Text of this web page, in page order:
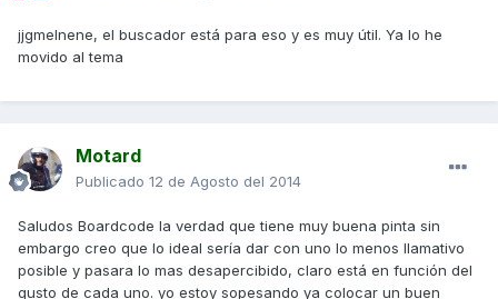
jjgmelnene, el buscador está para eso y es muy útil. Ya lo he
movido al tema
Motard
Publicado 12 de Agosto del 2014
Saludos Boardcode la verdad que tiene muy buena pinta sin
embargo creo que lo ideal sería dar con uno lo menos llamativo
posible y pasara lo mas desapercibido, claro está en función del
gusto de cada uno. yo estoy sopesando ya colocar un buen